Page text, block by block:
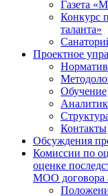
Газета
Конкурс
таланта»
Проектное
Обучение
Контакты
Обсуждения
Комиссии по
оценке
МОО договора